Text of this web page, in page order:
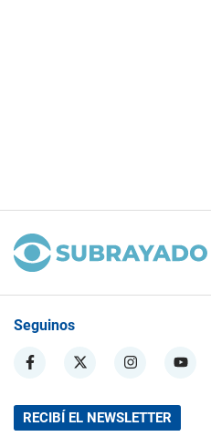
Seguinos
RECIBÍ EL NEWSLETTER